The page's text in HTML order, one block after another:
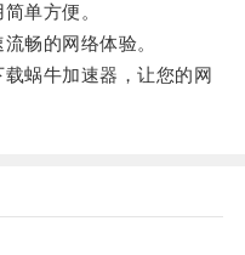
单方便。
畅的网络体验。
蜗牛加速器，让您的网